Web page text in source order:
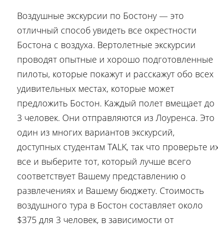
Воздушные экскурсии по Бостону — это
отличный способ увидеть все окрестности
Бостона с воздуха. Вертолетные экскурсии
проводят опытные и хорошо подготовленные
пилоты, которые покажут и расскажут обо всех
удивительных местах, которые может
предложить Бостон. Каждый полет вмещает до
3 человек. Они отправляются из Лоуренса. Это
один из многих вариантов экскурсий,
доступных студентам TALK, так что проверьте
все и выберите тот, который лучше всего
соответствует Вашему представлению о
развлечениях и Вашему бюджету. Стоимость
воздушного тура в Бостон составляет около
$375 для 3 человек, в зависимости от